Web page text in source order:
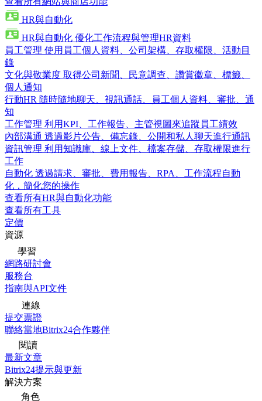
HR與自動化
HR與自動化 優化工作流程與管理HR資料
員工管理 使用員工個人資料、公司架構、存取權限、活動目
錄
文化與敬業度 取得公司新聞、民意調查、讚賞徽章、標籤、
個人通知
行動HR 隨時隨地聊天、視訊通話、員工個人資料、審批、通
知
工作管理 利用KPI、工作報告、主管視圖來追蹤員工績效
內部溝通 透過影片公告、備忘錄、公開和私人聊天進行通訊
資訊管理 利用知識庫、線上文件、檔案存儲、存取權限進行
工作
自動化 透過請求、審批、費用報告、RPA、工作流程自動
化，簡化您的操作
查看所有HR與自動化功能
查看所有工具
定價
資源
學習
網路研討會
服務台
指南與API文件
連線
提交票證
聯絡當地Bitrix24合作夥伴
閱讀
最新文章
Bitrix24提示與更新
解決方案
角色